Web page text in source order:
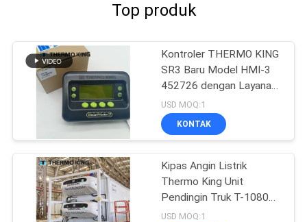
Top produk
Kontroler THERMO KING
SR3 Baru Model HMI-3
452726 dengan Layanan
Perbaikan untuk SR2 SR3
SR4
USD MOQ:1
KONTAK
Kipas Angin Listrik
Thermo King Unit
Pendingin Truk T-1080e
T-1280e
USD MOQ:1